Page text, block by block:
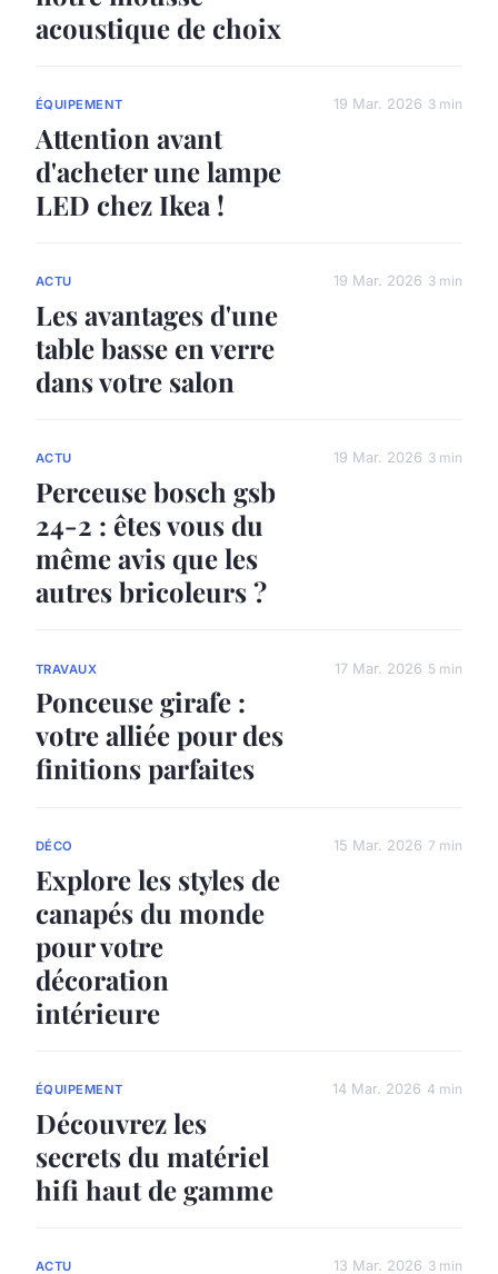
acoustique de choix
ÉQUIPEMENT
Attention avant
d'acheter une lampe
LED chez Ikea !
19 Mar. 2026 3 min
ACTU
Les avantages d'une
table basse en verre
dans votre salon
19 Mar. 2026 3 min
ACTU
Perceuse bosch gsb
24-2 : êtes vous du
même avis que les
autres bricoleurs ?
19 Mar. 2026 3 min
TRAVAUX
Ponceuse girafe :
votre alliée pour des
finitions parfaites
17 Mar. 2026 5 min
DÉCO
Explore les styles de
canapés du monde
pour votre
décoration
intérieure
15 Mar. 2026 7 min
ÉQUIPEMENT
Découvrez les
secrets du matériel
hifi haut de gamme
14 Mar. 2026 4 min
ACTU 13 Mar. 2026 3 min